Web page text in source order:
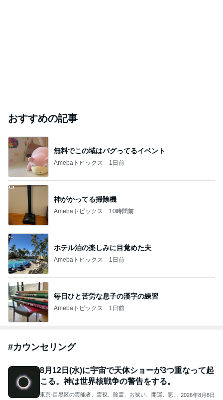
おすすめの記事
無料でこの域はバグってるイベント
Amebaトピックス 1日前
神がかってる掃除機
Amebaトピックス 10時間前
ホテル泊の楽しみに目覚めた夫
Amebaトピックス 1日前
毎日ひと苦労な息子の漢字の練習
Amebaトピックス 1日前
#カウンセリング
8月12日(水)に宇宙で天体ショーが3つ重なって起
こる。神は世界核戦争の警告をする。
東京·目黒区の霊能者、霊視、除霊、お祓い、開運、悪魔
2026年8月8日